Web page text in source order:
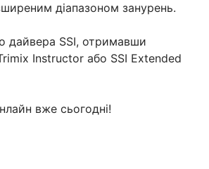
діапазоном занурень.
дайвера SSI, отримавши
Instructor або SSI Extended
вже сьогодні!